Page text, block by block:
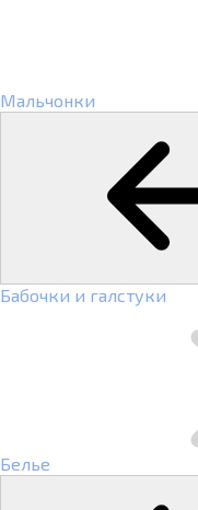
Мальчонки
Бабочки и галстуки
Белье